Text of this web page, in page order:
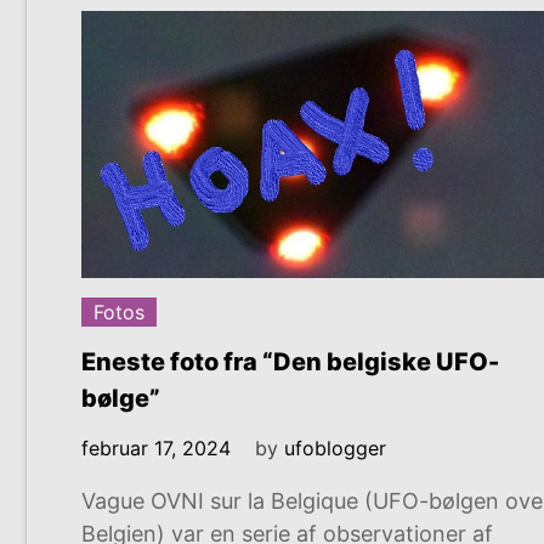
Fotos
Eneste foto fra “Den belgiske UFO-
bølge”
februar 17, 2024 by ufoblogger
Vague OVNI sur la Belgique (UFO-bølgen
Belgien) var en serie af observationer af